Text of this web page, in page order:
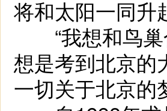
将和太阳一同升
“我想和鸟巢
想是考到北京的
一切关于北京